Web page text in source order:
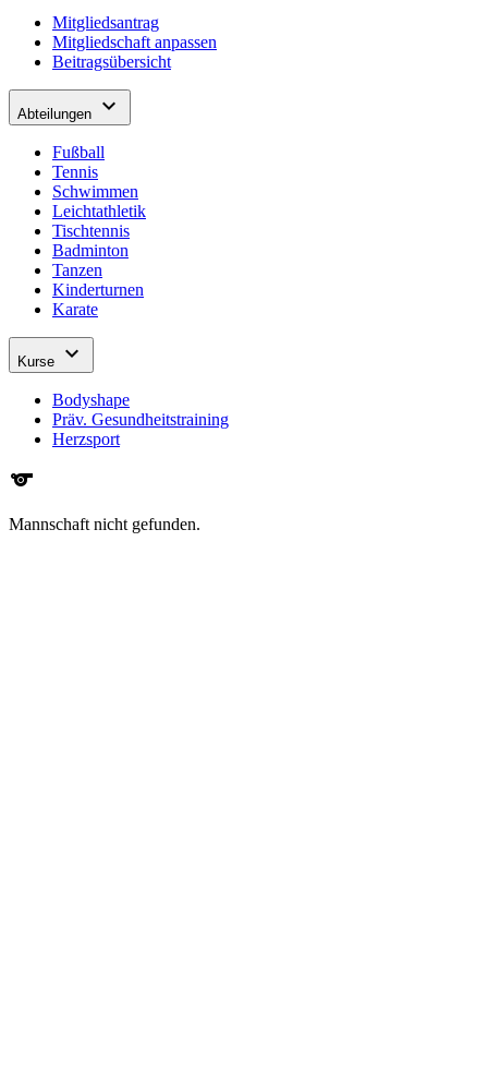
Mitgliedsantrag
Mitgliedschaft anpassen
Beitragsübersicht
Abteilungen expand_more
Fußball
Tennis
Schwimmen
Leichtathletik
Tischtennis
Badminton
Tanzen
Kinderturnen
Karate
Kurse expand_more
Bodyshape
Präv. Gesundheitstraining
Herzsport
sports
Mannschaft nicht gefunden.